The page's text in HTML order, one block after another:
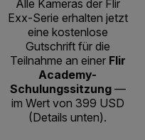
Alle Kameras der Flir
Exx-Serie erhalten jetzt
eine kostenlose
Gutschrift für die
Teilnahme an einer Flir
Academy-
Schulungssitzung —
im Wert von 399 USD
(Details unten).